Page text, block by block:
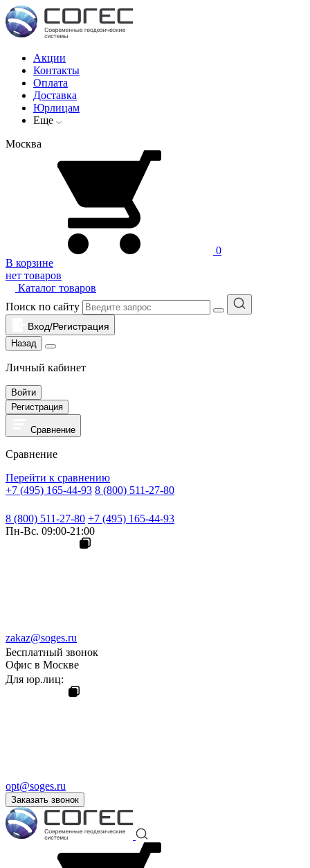
Акции
Контакты
Оплата
Доставка
Юрлицам
Еще
Москва
0
В корзине
нет товаров
Каталог товаров
Поиск по сайту
Вход/Регистрация
Назад
Личный кабинет
Войти
Регистрация
Сравнение
Сравнение
Перейти к сравнению
+7 (495) 165-44-93 8 (800) 511-27-80
8 (800) 511-27-80 +7 (495) 165-44-93
Пн-Вс. 09:00-21:00
zakaz@soges.ru
Бесплатный звонок
Офис в Москве
Для юр.лиц:
opt@soges.ru
Заказать звонок